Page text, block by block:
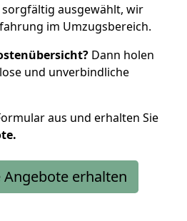
sorgfältig ausgewählt, wir
im Umzugsbereich.
Dann holen
und unverbindliche
aus und erhalten Sie
Angebote erhalten